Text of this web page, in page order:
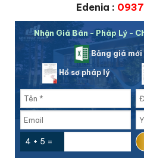
Edenia :
Nhận Giá Bán - Pháp Lý -
Bảng giá
Hồ sơ pháp lý
4 + 5 =